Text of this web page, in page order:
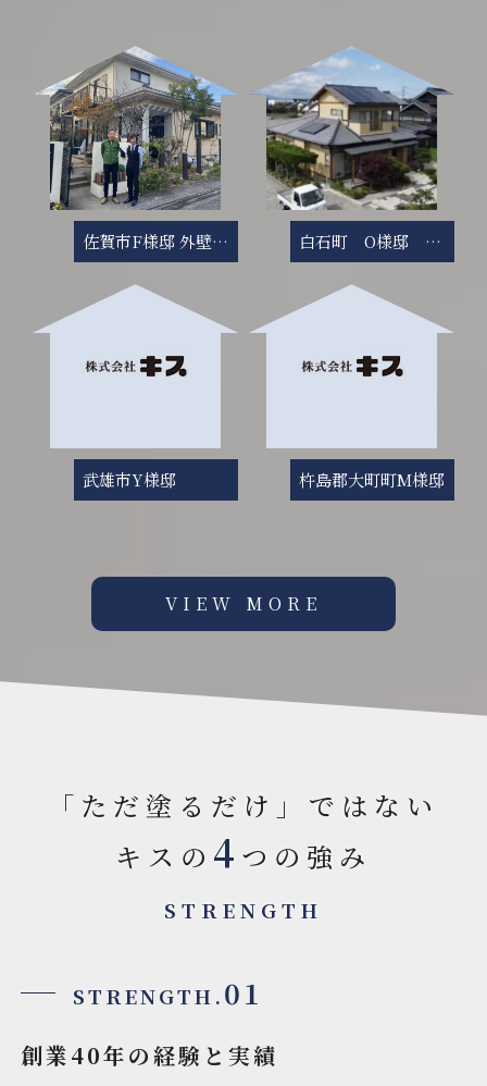
佐賀市F様邸 外壁塗装・屋根塗装塗り替え工事 白石町 O様邸 外壁塗装塗り替え工事
武雄市Y様邸 杵島郡大町町M様邸
VIEW MORE
「ただ塗るだけ」ではない
キスの 4 つの強み
STRENGTH
STRENGTH.01
創業40年の経験と実績